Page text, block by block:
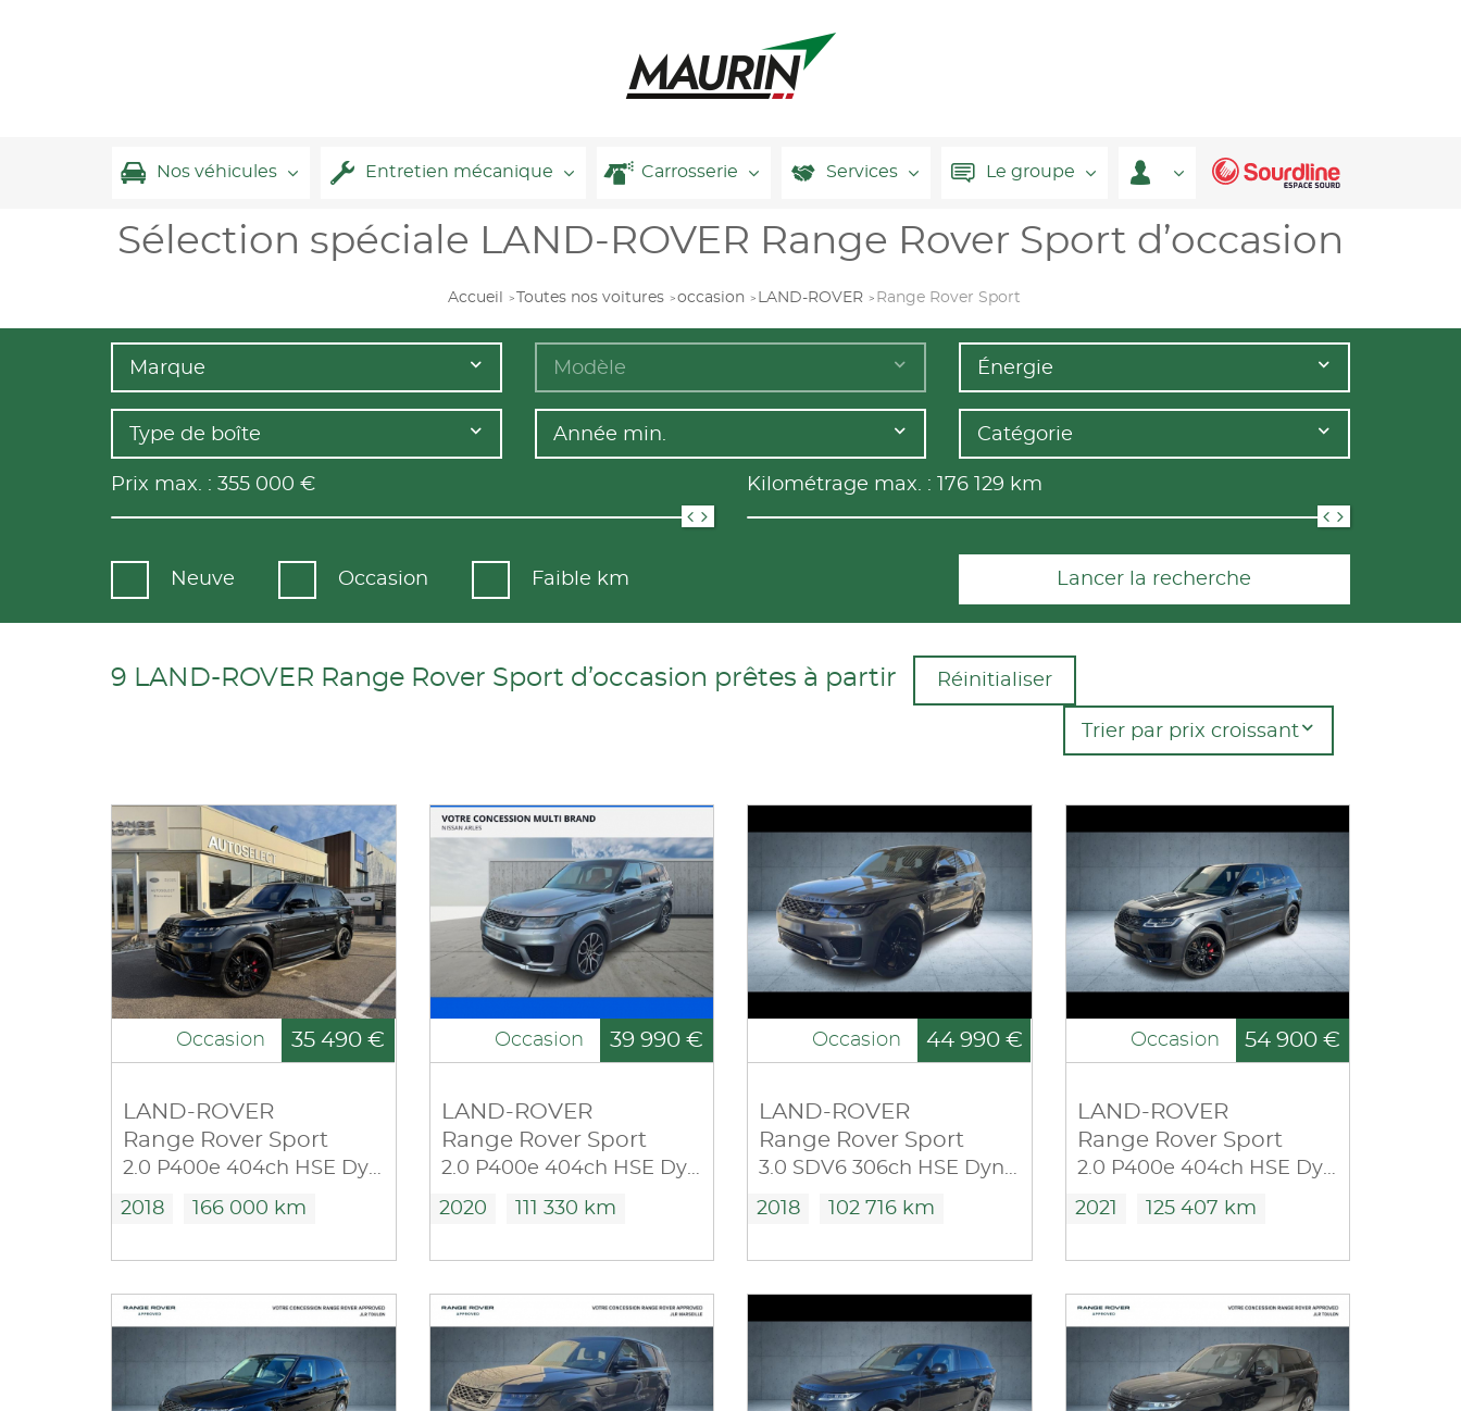
Nos véhicules Entretien mécanique Carrosserie Services Le groupe
Sélection spéciale LAND-ROVER Range Rover Sport d’occasion
Accueil Toutes nos voitures occasion LAND-ROVER Range Rover Sport
Marque Modèle Énergie
Type de boîte Année min. Catégorie
Prix max. : 355 000 € Kilométrage max. : 176 129 km
Neuve Occasion Faible km Lancer la recherche
9 LAND-ROVER Range Rover Sport d’occasion prêtes à partir Réinitialiser
Trier par prix croissant
Occasion 35 490 €
LAND-ROVER
Range Rover Sport
2.0 P400e 404ch HSE Dynamic Mark VII
2018 166 000 km
Occasion 39 990 €
LAND-ROVER
Range Rover Sport
2.0 P400e 404ch HSE Dynamic Mark IX
2020 111 330 km
Occasion 44 990 €
LAND-ROVER
Range Rover Sport
3.0 SDV6 306ch HSE Dynamic Mark VII
2018 102 716 km
Occasion 54 900 €
LAND-ROVER
Range Rover Sport
2.0 P400e 404ch HSE Dynamic STEALTH EDITION Mark IX
2021 125 407 km